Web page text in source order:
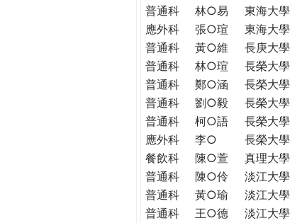
普通科
林○易 東海大學
應外科
張○瑄 東海大學
普通科
黃○維 長庚大學
普通科
林○瑄 長榮大學
普通科
鄭○涵 長榮大學
普通科
劉○毅 長榮大學
普通科
柯○語 長榮大學
應外科
李○ 長榮大學
餐飲科
陳○萱 真理大學
普通科
陳○伶 淡江大學
普通科
黃○瑜 淡江大學
普通科
王○德 淡江大學